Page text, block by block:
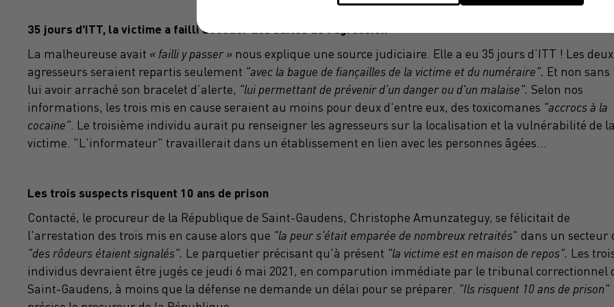
35 jours d'ITT, la victime a failli décéder des suites de l'agression
La malheureuse avait « failli y passer » nous explique une source judiciaire. Elle a eu 35 jours d’ITT ! Les deux
agresseurs seraient repartis seulement "avec la bague de fiançailles de la victime et du numéraire". Et non sans
lui avoir arraché son bracelet d’alerte, "lui permettant de prévenir d’un danger ou d'un malaise". Selon nos
informations, les trois mis en cause seraient au moins pour deux d'entre eux, des toxicomanes "accrocs à la
cocaïne". Le troisième individu aurait pu renseigner les agresseurs sur la localisation et la vulnérabilité de la
victime. "L'informateur" travaillerait dans un établissement en lien avec les personnes âgées...
Les trois suspects risquent 10 ans de prison
Contacté, le procureur de la République de Saint-Gaudens, Christophe Amunzateguy, se félicitait de
l'arrestation des trois mis en cause alors que "la peur s'était emparée de nombreux retraités" dans un secteur
"des rôdeurs étaient signalés". Le parquetier précisant qu'à présent "la victime est en maison de repos". Les
individus devraient être jugés ce jeudi 6 mai 2021, en comparution immédiate par le tribunal correctionnel
Saint-Gaudens, à moins que la défense ne demande un délai pour se préparer. "Ils risquent 10 ans de prison"